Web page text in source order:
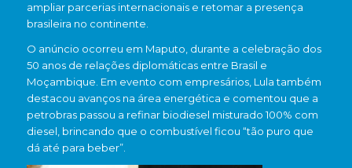
ampliar parcerias internacionais e retomar a presença
brasileira no continente.
O anúncio ocorreu em Maputo, durante a celebração dos
50 anos de relações diplomáticas entre Brasil e
Moçambique. Em evento com empresários, Lula também
destacou avanços na área energética e comentou que a
petrobras passou a refinar biodiesel misturado 100% com
diesel, brincando que o combustível ficou “tão puro que
dá até para beber”.